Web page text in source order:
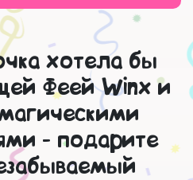
хотела бы
Феей Winx и
- подарите